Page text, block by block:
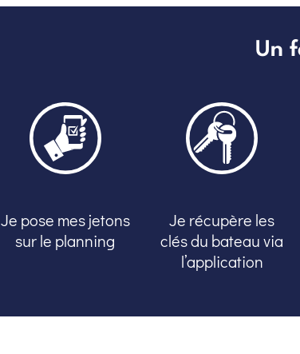
Un
Je pose mes jetons
sur le planning
Je récupère les
clés du bateau via
l’application